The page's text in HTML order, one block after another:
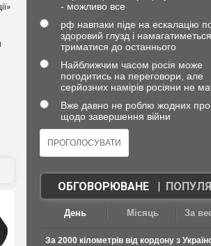
- можливо все
рф навпаки піде на ескалацію
здоровий глузд і намагатиметься
триматися до останнього
Найближчим часом росія може
погодитись на переговори, але
серйозних намірів росіяни не
Вже давно не роблю жодних
щодо завершення війни
ОБГОВОРЮВАНЕ|
День Місяць За
За 2000 кілометрів від кордону з